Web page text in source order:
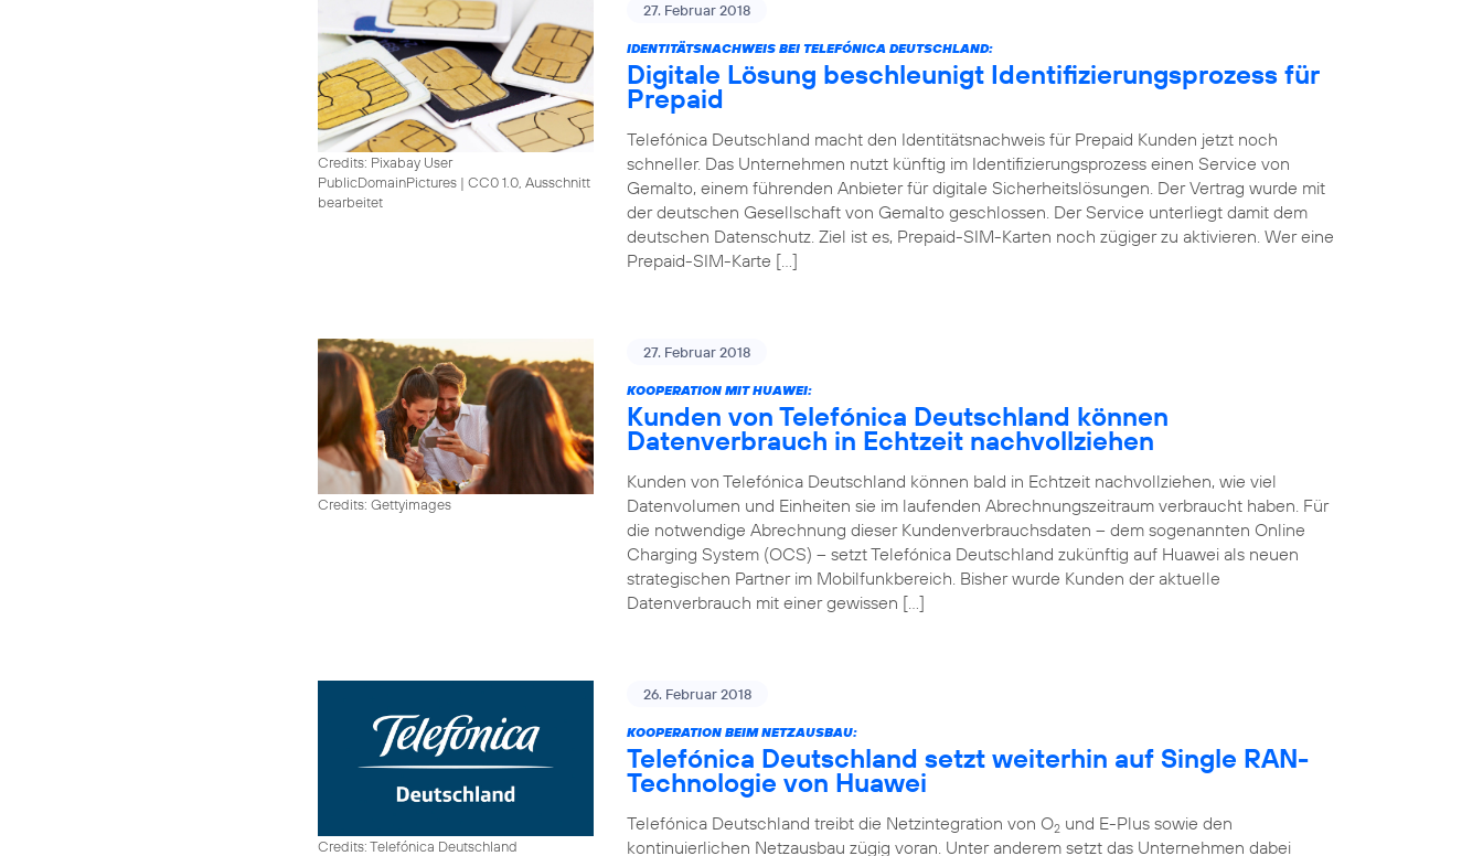
Credits: Pixabay User
PublicDomainPictures | CC0 1.0, Ausschnitt
bearbeitet
27. Februar 2018
IDENTITÄTSNACHWEIS BEI TELEFÓNICA DEUTSCHLAND:
Digitale Lösung beschleunigt Identifizierungsprozess für
Prepaid
Telefónica Deutschland macht den Identitätsnachweis für Prepaid Kunden jetzt noch
schneller. Das Unternehmen nutzt künftig im Identifizierungsprozess einen Service von
Gemalto, einem führenden Anbieter für digitale Sicherheitslösungen. Der Vertrag wurde mit
der deutschen Gesellschaft von Gemalto geschlossen. Der Service unterliegt damit dem
deutschen Datenschutz. Ziel ist es, Prepaid-SIM-Karten noch zügiger zu aktivieren. Wer eine
Prepaid-SIM-Karte […]
Credits: Gettyimages
27. Februar 2018
KOOPERATION MIT HUAWEI:
Kunden von Telefónica Deutschland können
Datenverbrauch in Echtzeit nachvollziehen
Kunden von Telefónica Deutschland können bald in Echtzeit nachvollziehen, wie viel
Datenvolumen und Einheiten sie im laufenden Abrechnungszeitraum verbraucht haben. Für
die notwendige Abrechnung dieser Kundenverbrauchsdaten – dem sogenannten Online
Charging System (OCS) – setzt Telefónica Deutschland zukünftig auf Huawei als neuen
strategischen Partner im Mobilfunkbereich. Bisher wurde Kunden der aktuelle
Datenverbrauch mit einer gewissen […]
Credits: Telefónica Deutschland
26. Februar 2018
KOOPERATION BEIM NETZAUSBAU:
Telefónica Deutschland setzt weiterhin auf Single RAN-
Technologie von Huawei
Telefónica Deutschland treibt die Netzintegration von O2 und E-Plus sowie den
kontinuierlichen Netzausbau zügig voran. Unter anderem setzt das Unternehmen dabei